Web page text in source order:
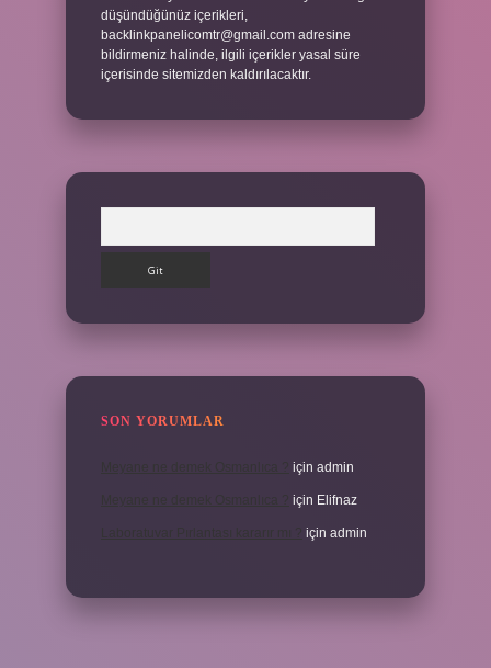
düşündüğünüz içerikleri,
backlinkpanelicomtr@gmail.com adresine
bildirmeniz halinde, ilgili içerikler yasal süre
içerisinde sitemizden kaldırılacaktır.
SON YORUMLAR
için admin
için Elifnaz
için admin